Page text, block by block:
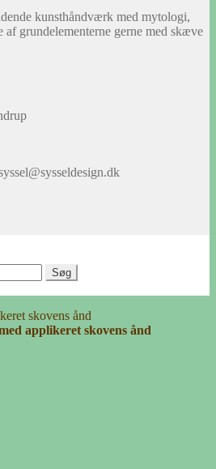
kunsthåndværk med mytologi,
af grundelementerne gerne med skæve
Søg
applikeret skovens ånd